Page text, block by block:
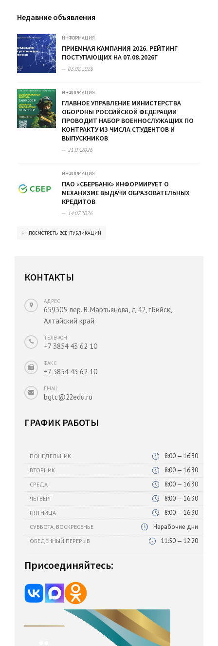
Недавние объявления
ИНФОРМАЦИЯ
ПРИЕМНАЯ КАМПАНИЯ 2026. РЕЙТИНГ
ПОСТУПАЮЩИХ НА 07.08.2026Г
03.08.2026
ИНФОРМАЦИЯ
ГЛАВНОЕ УПРАВЛЕНИЕ МИНИСТЕРСТВА
ОБОРОНЫ РОССИЙСКОЙ ФЕДЕРАЦИИ
ПРОВОДИТ НАБОР ВОЕННОСЛУЖАЩИХ ПО
КОНТРАКТУ ИЗ ЧИСЛА СТУДЕНТОВ И
ВЫПУСКНИКОВ
21.07.2026
ИНФОРМАЦИЯ
ПАО «СБЕРБАНК» ИНФОРМИРУЕТ О
МЕХАНИЗМЕ ВЫДАЧИ ОБРАЗОВАТЕЛЬНЫХ
КРЕДИТОВ
14.07.2026
ПОСМОТРЕТЬ ВСЕ ПУБЛИКАЦИИ
КОНТАКТЫ
АДРЕС
659305, пер. В. Мартьянова, д.42, г.Бийск,
Алтайский край
ТЕЛЕФОН
+7 3854 43 62 10
ФАКС
+7 3854 43 62 10
EMAIL
bgtc@22edu.ru
ГРАФИК РАБОТЫ
ПОНЕДЕЛЬНИК 8:00 — 16:30
ВТОРНИК 8:00 — 16:30
СРЕДА 8:00 — 16:30
ЧЕТВЕРГ 8:00 — 16:30
ПЯТНИЦА 8:00 — 16:30
СУББОТА, ВОСКРЕСЕНЬЕ Нерабочие дни
ОБЕДЕННЫЙ ПЕРЕРЫВ 11:50 — 12:20
Присоединяйтесь: